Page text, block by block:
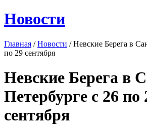
Новости
Главная /Новости / Невские Берега в
по 29 сентября
Невские Берега в
Петербурге с 26 по
сентября